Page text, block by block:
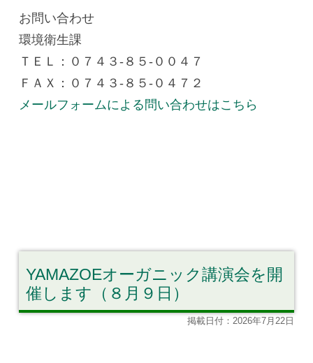
お問い合わせ
環境衛生課
ＴＥＬ：０７４３-８５-００４７
ＦＡＸ：０７４３-８５-０４７２
メールフォームによる問い合わせはこちら
YAMAZOEオーガニック講演会を開
催します（８月９日）
掲載日付：2026年7月22日